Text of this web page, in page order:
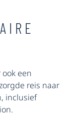
een
reis naar
inclusief